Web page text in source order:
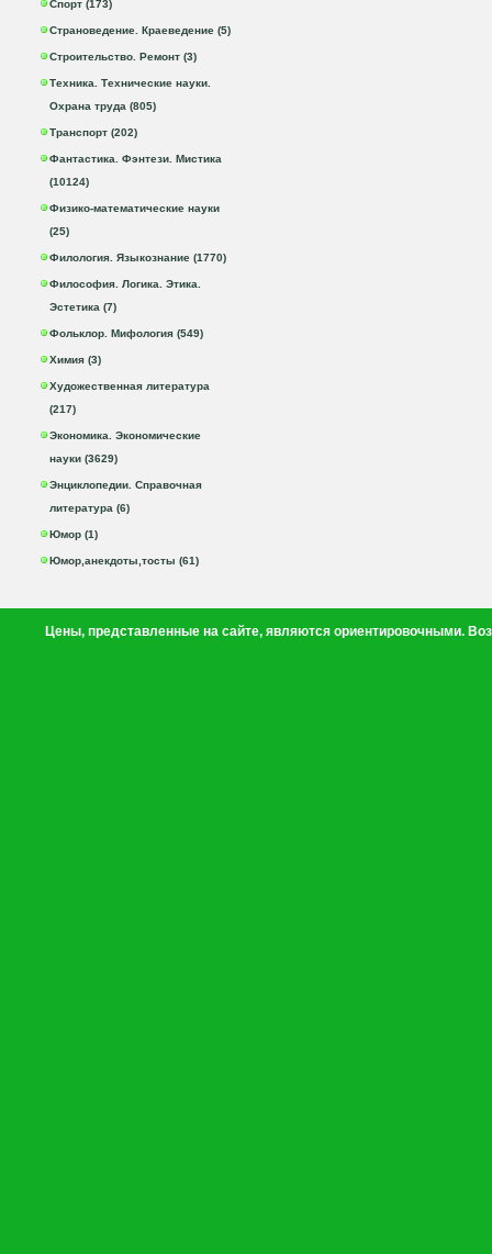
Спорт (173)
Страноведение. Краеведение (5)
Строительство. Ремонт (3)
Техника. Технические науки.
Охрана труда (805)
Транспорт (202)
Фантастика. Фэнтези. Мистика
(10124)
Физико-математические науки
(25)
Филология. Языкознание (1770)
Философия. Логика. Этика.
Эстетика (7)
Фольклор. Мифология (549)
Химия (3)
Художественная литература
(217)
Экономика. Экономические
науки (3629)
Энциклопедии. Справочная
литература (6)
Юмор (1)
Юмор,анекдоты,тосты (61)
Цены, представленные на сайте, являются ориентировочными.